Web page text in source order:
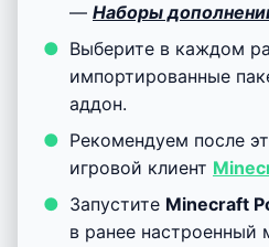
— Наборы
Выберите в каждом
импортированные
аддон.
Рекомендуем после
игровой клиент
Запустите Minecraft
в ранее настроенный